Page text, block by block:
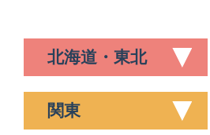
北海道・東北
関東